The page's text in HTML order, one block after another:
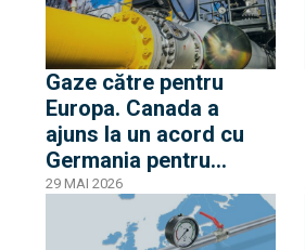
pentru a-și apăra
infrastructura
Gaze către pentru
Europa. Canada a
ajuns la un acord cu
Germania pentru
furnizarea de GNL
29 MAI 2026